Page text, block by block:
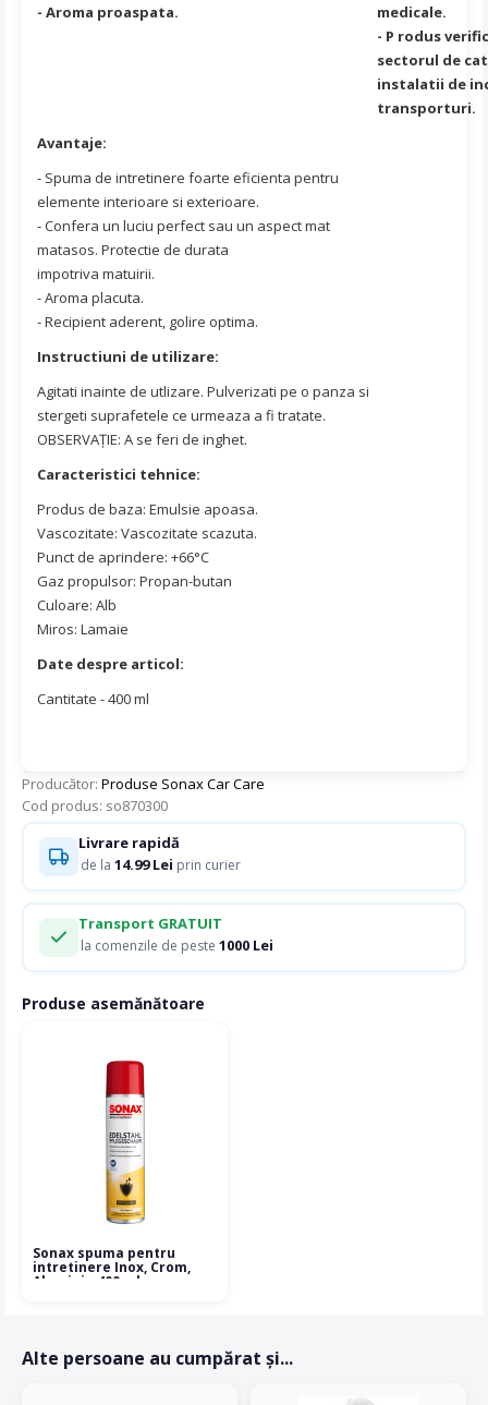
- Aroma proaspata.
medicale.
- P rodus
sectorul de
instalatii de
transporturi.
Avantaje:
- Spuma de intretinere foarte eficienta pentru
elemente interioare si exterioare.
- Confera un luciu perfect sau un aspect mat
matasos. Protectie de durata
impotriva matuirii.
- Aroma placuta.
- Recipient aderent, golire optima.
Instructiuni de utilizare:
Agitati inainte de utlizare. Pulverizati pe o panza si
stergeti suprafetele ce urmeaza a fi tratate.
OBSERVAŢIE: A se feri de inghet.
Caracteristici tehnice:
Produs de baza: Emulsie apoasa.
Vascozitate: Vascozitate scazuta.
Punct de aprindere: +66°C
Gaz propulsor: Propan-butan
Culoare: Alb
Miros: Lamaie
Date despre articol:
Cantitate - 400 ml
Producător: Produse Sonax Car Care
Cod produs: so870300
Produse asemănătoare
Sonax spuma pentru
intretinere Inox, Crom,
Aluminiu 400 ml
Livrare rapidă
de la 14.99 Lei prin curier
Transport GRATUIT
la comenzile de peste 1000 Lei
Alte persoane au cumpărat și...